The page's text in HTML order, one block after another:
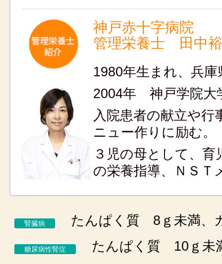
神戸赤十字病院
管理栄養士 田中
1980年生まれ、兵庫
2004年 神戸学院大
入院患者の献立や
ニュー作りに励む。
３児の母として、
の栄養指導、ＮＳＴ
腎臓病 たんぱく質 8ｇ未満、
糖尿病性腎症
たんぱく質 10ｇ未